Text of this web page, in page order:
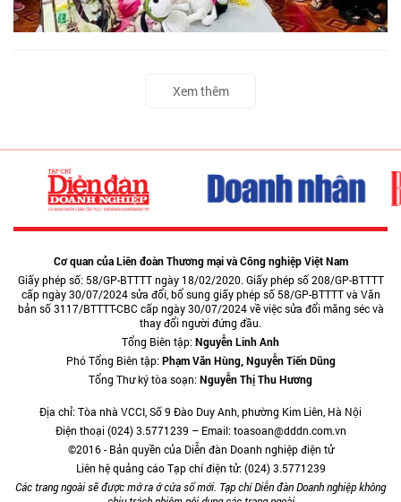
Xem thêm
Cơ quan của Liên đoàn Thương mại và Công nghiệp Việt Nam
Giấy phép số: 58/GP-BTTTT ngày 18/02/2020. Giấy phép số 208/GP-BTTTT
cấp ngày 30/07/2024 sửa đổi, bổ sung giấy phép số 58/GP-BTTTT và Văn
bản số 3117/BTTTT-CBC cấp ngày 30/07/2024 về việc sửa đổi măng séc và
thay đổi người đứng đầu.
Tổng Biên tập:Nguyễn Linh Anh
Phó Tổng Biên tập:Phạm Văn Hùng, Nguyễn Tiến Dũng
Tổng Thư ký tòa soạn:Nguyễn Thị Thu Hương
Địa chỉ: Tòa nhà VCCI, Số 9 Đào Duy Anh, phường Kim Liên, Hà Nội
Điện thoại (024) 3.5771239 – Email: toasoan@dddn.com.vn
©2016 - Bản quyền của Diễn đàn Doanh nghiệp điện tử
Liên hệ quảng cáo Tạp chí điện tử: (024) 3.5771239
Các trang ngoài sẽ được mở ra ở cửa sổ mới. Tạp chí Diễn đàn Doanh nghiệp không